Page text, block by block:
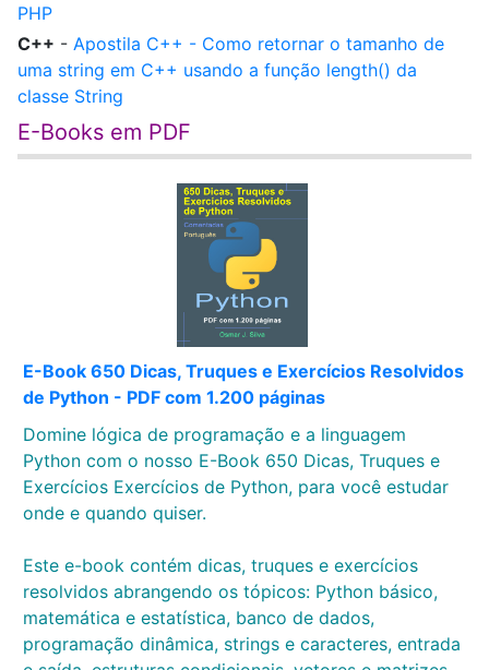
PHP
C++ - Apostila C++ - Como retornar o tamanho de
uma string em C++ usando a função length() da
classe String
E-Books em PDF
E-Book 650 Dicas, Truques e Exercícios Resolvidos
de Python - PDF com 1.200 páginas
Domine lógica de programação e a linguagem
Python com o nosso E-Book 650 Dicas, Truques e
Exercícios Exercícios de Python, para você estudar
onde e quando quiser.
Este e-book contém dicas, truques e exercícios
resolvidos abrangendo os tópicos: Python básico,
matemática e estatística, banco de dados,
programação dinâmica, strings e caracteres, entrada